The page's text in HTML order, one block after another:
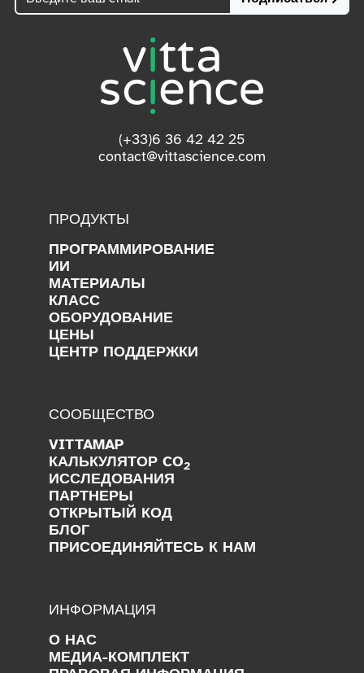
(+33)6 36 42 42 25
contact@vittascience.com
ПРОДУКТЫ
ПРОГРАММИРОВАНИЕ
ИИ
МАТЕРИАЛЫ
КЛАСС
ОБОРУДОВАНИЕ
ЦЕНЫ
ЦЕНТР ПОДДЕРЖКИ
СООБЩЕСТВО
VITTAMAP
КАЛЬКУЛЯТОР CO2
ИССЛЕДОВАНИЯ
ПАРТНЕРЫ
ОТКРЫТЫЙ КОД
БЛОГ
ПРИСОЕДИНЯЙТЕСЬ К НАМ
ИНФОРМАЦИЯ
О НАС
МЕДИА-КОМПЛЕКТ